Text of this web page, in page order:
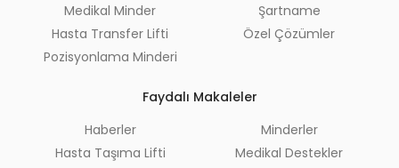
Medikal Minder
Hasta Transfer Lifti
Pozisyonlama Minderi
Şartname
Özel Çözümler
Faydalı Makaleler
Haberler
Hasta Taşıma Lifti
Minderler
Medikal Destekler